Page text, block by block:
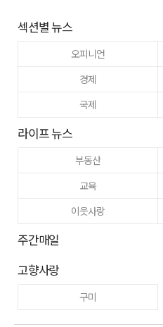
섹션별 뉴스
오피니언
경제
국제
라이프 뉴스
부동산
교육
이웃사랑
주간매일
고향사랑
구미